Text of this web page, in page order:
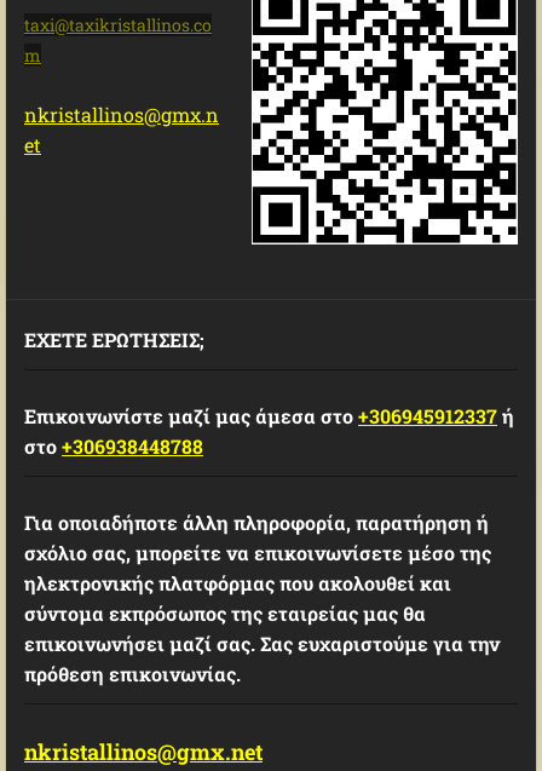
taxi@taxikristallinos.co
m
nkristallinos@gmx.n
et
ΕΧΕΤΕ ΕΡΩΤΗΣΕΙΣ;
Επικοινωνίστε μαζί μας άμεσα στο+306945912337ή
στο+306938448788
Για οποιαδήποτε άλλη πληροφορία, παρατήρηση ή
σχόλιο σας, μπορείτε να επικοινωνίσετε μέσο της
ηλεκτρονικής πλατφόρμας που ακολουθεί και
σύντομα εκπρόσωπος της εταιρείας μας θα
επικοινωνήσει μαζί σας. Σας ευχαριστούμε για την
πρόθεση επικοινωνίας.
nkristallinos@gmx.net